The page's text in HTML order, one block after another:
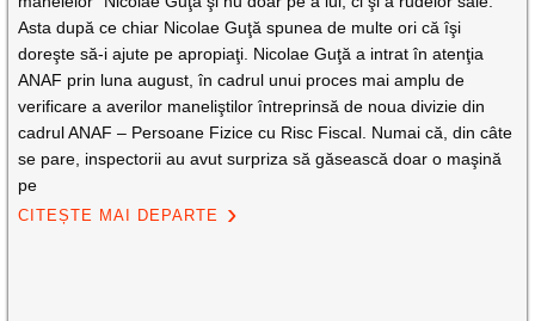
Asta după ce chiar Nicolae Guţă spunea de multe ori că îşi
doreşte să-i ajute pe apropiaţi. Nicolae Guţă a intrat în atenţia
ANAF prin luna august, în cadrul unui proces mai amplu de
verificare a averilor maneliştilor întreprinsă de noua divizie din
cadrul ANAF – Persoane Fizice cu Risc Fiscal. Numai că, din câte
se pare, inspectorii au avut surpriza să găsească doar o maşină
pe
CITEȘTE MAI DEPARTE